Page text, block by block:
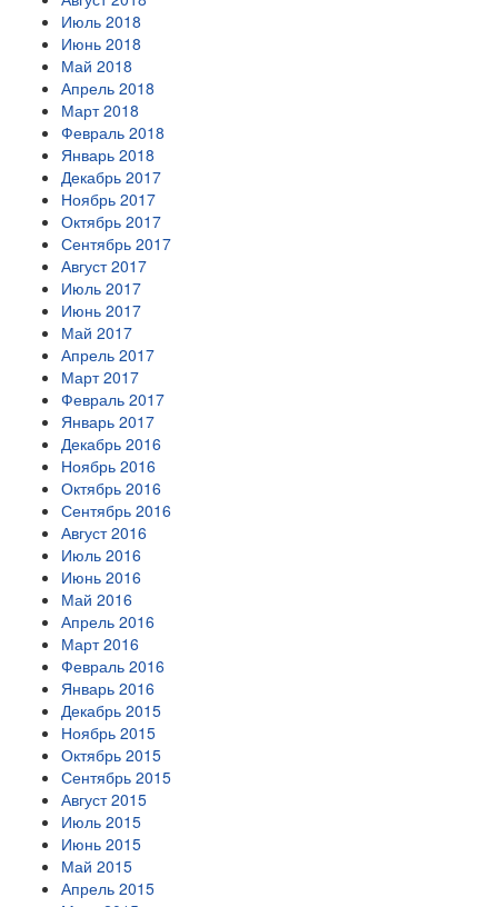
Июль 2018
Июнь 2018
Май 2018
Апрель 2018
Март 2018
Февраль 2018
Январь 2018
Декабрь 2017
Ноябрь 2017
Октябрь 2017
Сентябрь 2017
Август 2017
Июль 2017
Июнь 2017
Май 2017
Апрель 2017
Март 2017
Февраль 2017
Январь 2017
Декабрь 2016
Ноябрь 2016
Октябрь 2016
Сентябрь 2016
Август 2016
Июль 2016
Июнь 2016
Май 2016
Апрель 2016
Март 2016
Февраль 2016
Январь 2016
Декабрь 2015
Ноябрь 2015
Октябрь 2015
Сентябрь 2015
Август 2015
Июль 2015
Июнь 2015
Май 2015
Апрель 2015